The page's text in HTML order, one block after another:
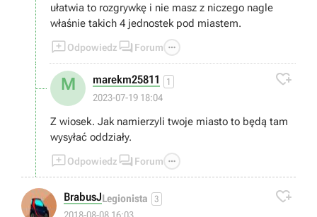
ułatwia to rozgrywkę i nie masz z niczego nagle
właśnie takich 4 jednostek pod miastem.
Odpowiedz  Forum 
M marekm25811 1
2023-07-19 18:04

Z wiosek. Jak namierzyli twoje miasto to będą tam
wysyłać oddziały.
Odpowiedz  Forum 
BrabusJLegionista 3 